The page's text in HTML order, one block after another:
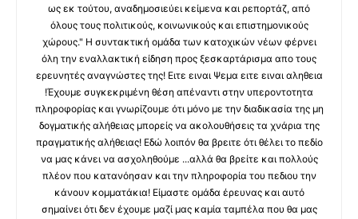
ως εκ τούτου, αναδημοσιεύει κείμενα και ρεπορτάζ, από
όλους τους πολιτικούς, κοινωνικούς και επιστημονικούς
χώρους." Η συντακτική ομάδα των κατοχικών νέων φέρνει
όλη την εναλλακτική είδηση προς ξεσκαρτάρισμα απο τους
ερευνητές αναγνώστες της! Ειτε ειναι Ψεμα ειτε ειναι αληθεια
!Έχουμε συγκεκριμένη θέση απέναντι στην υπεροντοτητα
πληροφορίας και γνωρίζουμε ότι μόνο με την διαδικασία της μη
δογματικής αλήθειας μπορείς να ακολουθήσεις τα χνάρια της
πραγματικής αλήθειας! Εδώ λοιπόν θα βρειτε ότι θέλει το πεδίο
να μας κάνει να ασχοληθούμε ...αλλά θα βρείτε και πολλούς
πλέον που κατανόησαν και την πληροφορία του πεδιου την
κάνουν κομματάκια! Είμαστε ομάδα έρευνας και αυτό
σημαίνει ότι δεν έχουμε μαζί μας καμία ταμπέλα που θα μας